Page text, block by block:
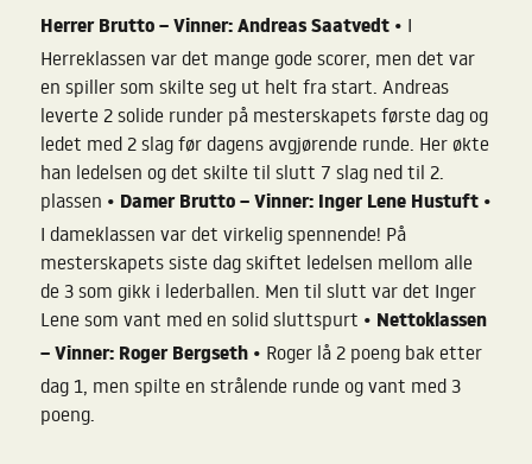
Herrer Brutto – Vinner: Andreas Saatvedt• I
Herreklassen var det mange gode scorer, men det var
en spiller som skilte seg ut helt fra start. Andreas
leverte 2 solide runder på mesterskapets første dag og
ledet med 2 slag før dagens avgjørende runde. Her økte
han ledelsen og det skilte til slutt 7 slag ned til 2.
plassen • Damer Brutto – Vinner: Inger Lene Hustuft •
I dameklassen var det virkelig spennende! På
mesterskapets siste dag skiftet ledelsen mellom alle
de 3 som gikk i lederballen. Men til slutt var det Inger
Lene som vant med en solid sluttspurt • Nettoklassen
– Vinner: Roger Bergseth• Roger lå 2 poeng bak etter
dag 1, men spilte en strålende runde og vant med 3
poeng.